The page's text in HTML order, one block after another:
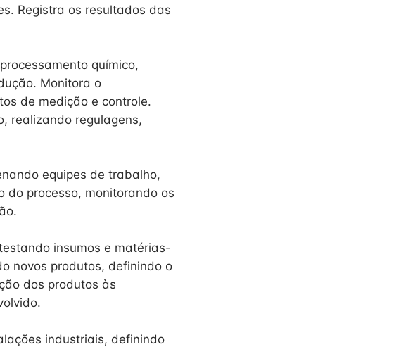
Registra os resultados das
químico,
Monitora o
de medição e controle.
realizando regulagens,
equipes de trabalho,
do processo, monitorando os
insumos e matérias-
novos produtos, definindo o
dos produtos às
industriais, definindo